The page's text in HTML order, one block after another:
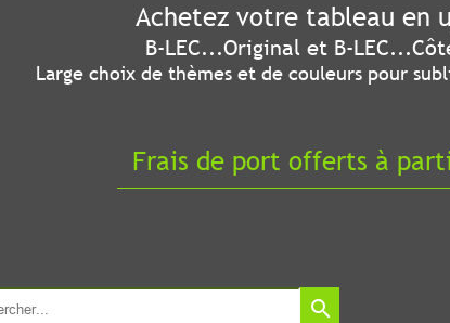
Achetez votre tableau en
B-LEC...Original et B-LEC...Côté
Large choix de thèmes et de couleurs pour
Frais de port offerts à
search